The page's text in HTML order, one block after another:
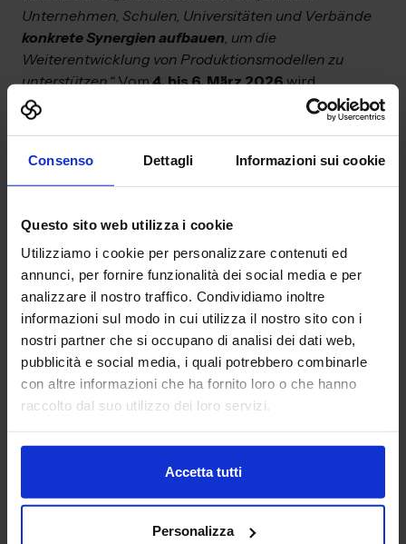
Consenso Dettagli Informazioni sui cookie
Questo sito web utilizza i cookie
Utilizziamo i cookie per personalizzare contenuti ed
annunci, per fornire funzionalità dei social media e per
analizzare il nostro traffico. Condividiamo inoltre
informazioni sul modo in cui utilizza il nostro sito con i
nostri partner che si occupano di analisi dei dati web,
pubblicità e social media, i quali potrebbero combinarle
con altre informazioni che ha fornito loro o che hanno
raccolto dal suo utilizzo dei loro servizi.
Accetta tutti
Personalizza
Unternehmen, Schulen, Universitäten und Verbände
konkrete Synergien aufbauen , um die
Weiterentwicklung von Produktionsmodellen zu
unterstützen.“Vom4. bis 6. März 2026wird
BolognaFiere
für alle, die
die Entwicklung der Fertigungsindustrie aktiv
Ausbildung und internationale Vernetzung.
Weitere Informationen und Updates:
Die Fachbereiche der MECSPE
Maschinen und Werkzeuge– Werkzeugmaschinen,
Ausrüstungen, Werkzeuge und
Konstruktionssoftware;
Blechbearbeitungsmaschinen– Biegen, Stanzen,
Schneiden, Montage, Schweißen, Werkstoffe und
Software;Digitale Fabrik– Industrie-IT, IoT,
Technologien, Anwendungen, Geräte, Mess- und
Steuerungstechnik sowie intelligente Komponenten
Logistik– Verpackung, Handling, Lean Manufacturing,
Lagerverwaltungssoftware, Supply-Chain-